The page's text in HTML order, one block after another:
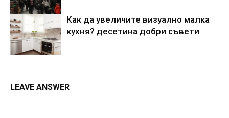
Как да увеличите визуално малка
кухня? десетина добри съвети
LEAVE ANSWER